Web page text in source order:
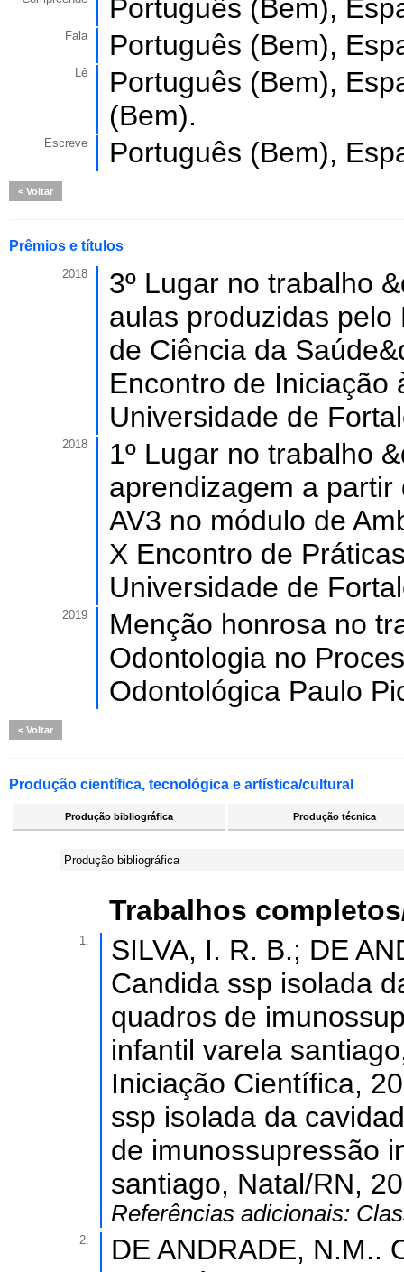
Português (Bem),
Fala Português (Bem),
Lê
Português (Bem),
(Bem).
Escreve Português (Bem),
Voltar
Prêmios e títulos
2018
3º Lugar no trabalho
aulas produzidas
de Ciência da
Encontro de Iniciação
Universidade de
2018
1º Lugar no trabalho
aprendizagem a
AV3 no módulo de
X Encontro de
Universidade de
2019
Menção honrosa no
Odontologia no
Odontológica Paulo
Voltar
Produção científica, tecnológica e artística/cultural
Produção bibliográfica Produção técnica
Produção bibliográfica
Trabalhos
1.
SILVA, I. R. B.; DE
Candida ssp isolada
quadros de
infantil varela
Iniciação Científica,
ssp isolada da
de imunossupressão
santiago, Natal/RN,
Referências adicionais:
2.
DE ANDRADE, N.M..